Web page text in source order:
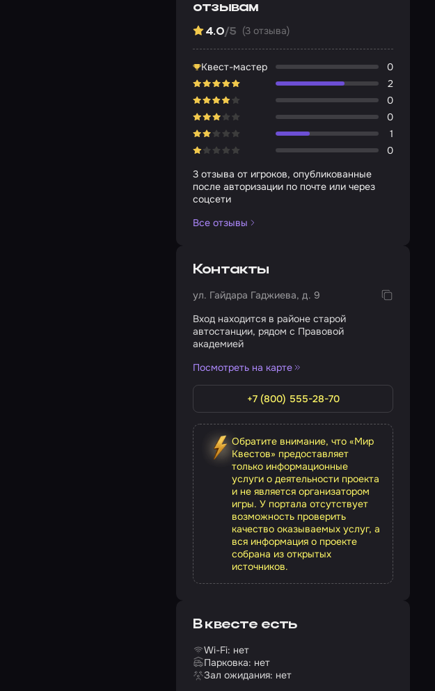
отзывам
4.0/5 (3 отзыва)
Квест-мастер
0
2
0
0
1
0
3 отзыва от игроков, опубликованные
после авторизации по почте или через
соцсети
Все отзывы
Контакты
ул. Гайдара Гаджиева, д. 9
Вход находится в районе старой
автостанции, рядом с Правовой
академией
Посмотреть на карте
+7 (800) 555-28-70
Обратите внимание, что «Мир
Квестов» предоставляет
только информационные
услуги о деятельности проекта
и не является организатором
игры. У портала отсутствует
возможность проверить
качество оказываемых услуг, а
вся информация о проекте
собрана из открытых
источников.
В квесте есть
Wi-Fi: нет
Парковка: нет
Зал ожидания: нет